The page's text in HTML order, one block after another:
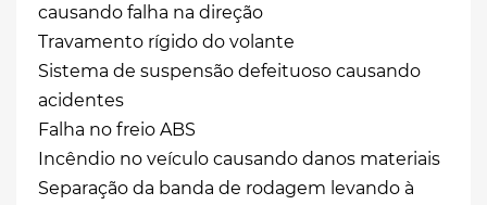
causando falha na direção
Travamento rígido do volante
Sistema de suspensão defeituoso causando
acidentes
Falha no freio ABS
Incêndio no veículo causando danos materiais
Separação da banda de rodagem levando à